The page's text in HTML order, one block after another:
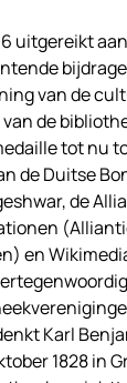
uitgereikt
van de
de
tot nu
de Duitse
de
en
Karl
1828 in